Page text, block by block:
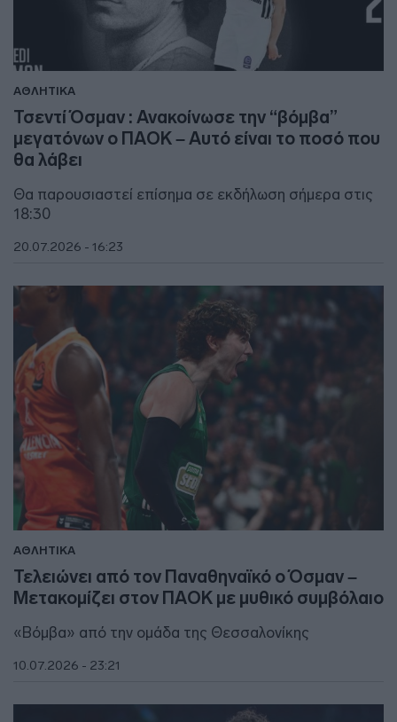
ΑΘΛΗΤΙΚΑ
Τσεντί Όσμαν : Ανακοίνωσε την “βόμβα”
μεγατόνων ο ΠΑΟΚ – Αυτό είναι το ποσό που
θα λάβει
Θα παρουσιαστεί επίσημα σε εκδήλωση σήμερα στις
18:30
20.07.2026 - 16:23
ΑΘΛΗΤΙΚΑ
Τελειώνει από τον Παναθηναϊκό ο Όσμαν –
Μετακομίζει στον ΠΑΟΚ με μυθικό συμβόλαιο
«Βόμβα» από την ομάδα της Θεσσαλονίκης
10.07.2026 - 23:21